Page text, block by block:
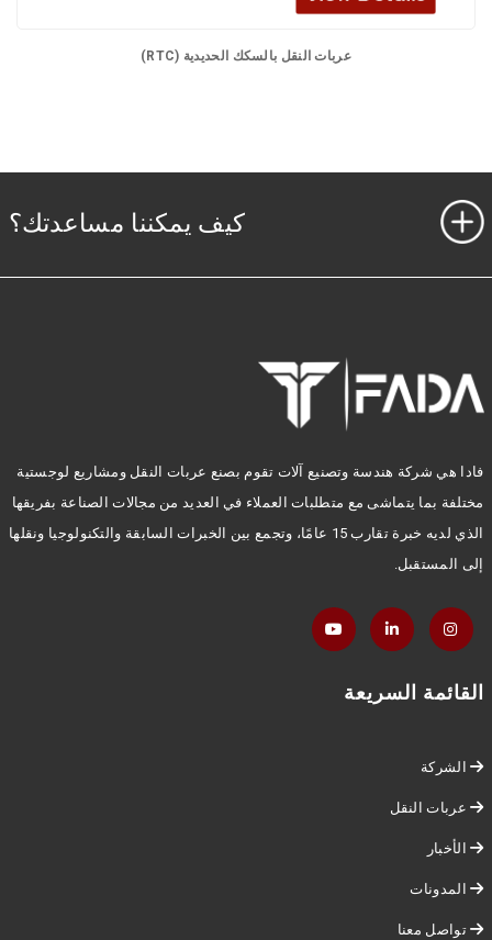
عربات النقل بالسكك الحديدية (RTC)
كيف يمكننا مساعدتك؟
فادا هي شركة هندسة وتصنيع آلات تقوم بصنع عربات النقل ومشاريع لوجستية
مختلفة بما يتماشى مع متطلبات العملاء في العديد من مجالات الصناعة بفريقها
الذي لديه خبرة تقارب 15 عامًا، وتجمع بين الخبرات السابقة والتكنولوجيا ونقلها
إلى المستقبل.
القائمة السريعة
الشركة
عربات النقل
الأخبار
المدونات
تواصل معنا